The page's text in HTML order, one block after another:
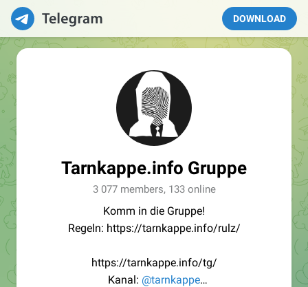
DOWNLOAD
Tarnkappe.info Gruppe
3 077 members, 133 online
Komm in die Gruppe!
Regeln: https://tarnkappe.info/rulz/
https://tarnkappe.info/tg/
Kanal: @tarnkappe